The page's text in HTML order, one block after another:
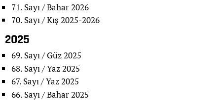
71. Sayı / Bahar 2026
70. Sayı / Kış 2025-2026
2025
69. Sayı / Güz 2025
68. Sayı / Yaz 2025
67. Sayı / Yaz 2025
66. Sayı / Bahar 2025